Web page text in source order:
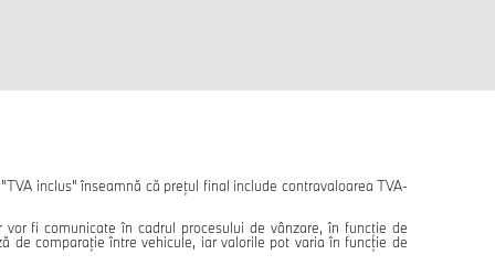
inclus" înseamnă că prețul final include contravaloarea TVA-
fi comunicate în cadrul procesului de vânzare, în funcție de
de comparație între vehicule, iar valorile pot varia în funcție de